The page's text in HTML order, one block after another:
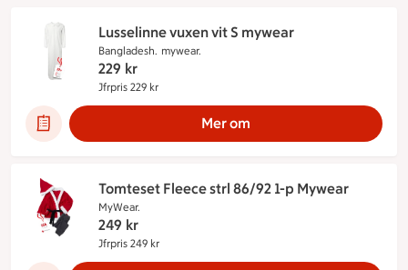
Lusselinne vuxen vit S mywear
Bangladesh. mywear.
229 kr
Jfrpris 229 kr
Mer om
Tomteset Fleece strl 86/92 1-p Mywear
MyWear.
249 kr
Jfrpris 249 kr